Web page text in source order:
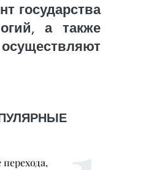
государства
а также